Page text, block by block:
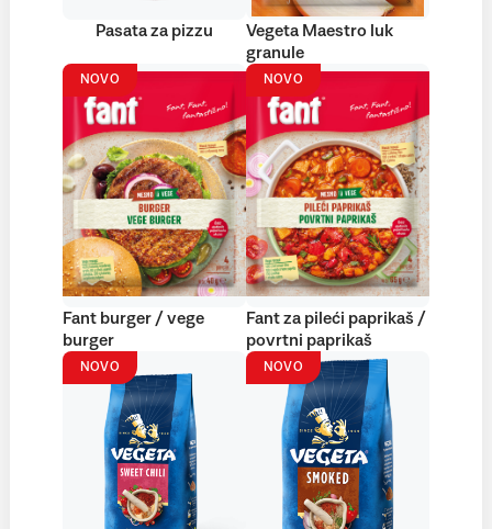
Pasata za pizzu
Vegeta Maestro luk
granule
NOVO
Fant burger / vege
burger
NOVO
Fant za pileći paprikaš /
povrtni paprikaš
NOVO NOVO